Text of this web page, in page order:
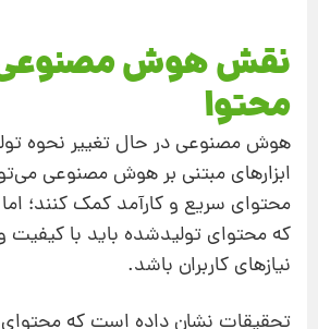
نقش هوش مصنوعی
محتوا
هوش مصنوعی در حال تغییر نحوه
ابزارهای مبتنی بر هوش مصنوعی
محتوای سریع و کارآمد کمک کنند؛
که محتوای تولیدشده باید با کیفیت
نیازهای کاربران باشد.
تحقیقات نشان داده است که